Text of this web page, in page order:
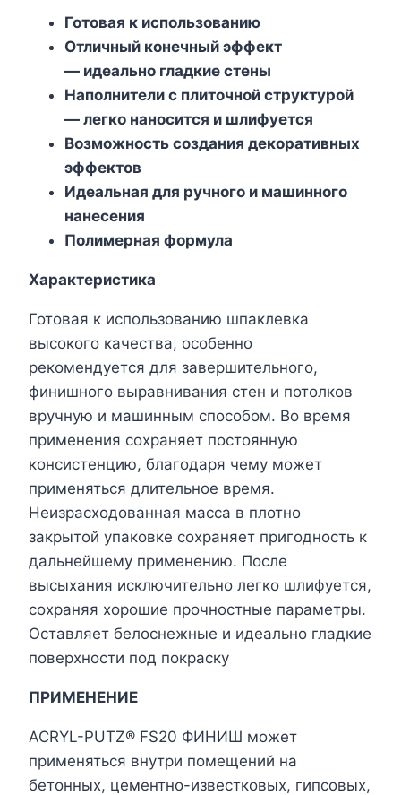
Готовая к использованию
Отличный конечный эффект
— идеально гладкие стены
Наполнители с плиточной структурой
— легко наносится и шлифуется
Возможность создания декоративных
эффектов
Идеальная для ручного и машинного
нанесения
Полимерная формула
Характеристика
Готовая к использованию шпаклевка
высокого качества, особенно
рекомендуется для завершительного,
финишного выравнивания стен и потолков
вручную и машинным способом. Во время
применения сохраняет постоянную
консистенцию, благодаря чему может
применяться длительное время.
Неизрасходованная масса в плотно
закрытой упаковке сохраняет пригодность к
дальнейшему применению. После
высыхания исключительно легко шлифуется,
сохраняя хорошие прочностные параметры.
Оставляет белоснежные и идеально гладкие
поверхности под покраску
ПРИМЕНЕНИЕ
ACRYL-PUTZ® FS20 ФИНИШ может
применяться внутри помещений на
бетонных, цементно-известковых, гипсовых,